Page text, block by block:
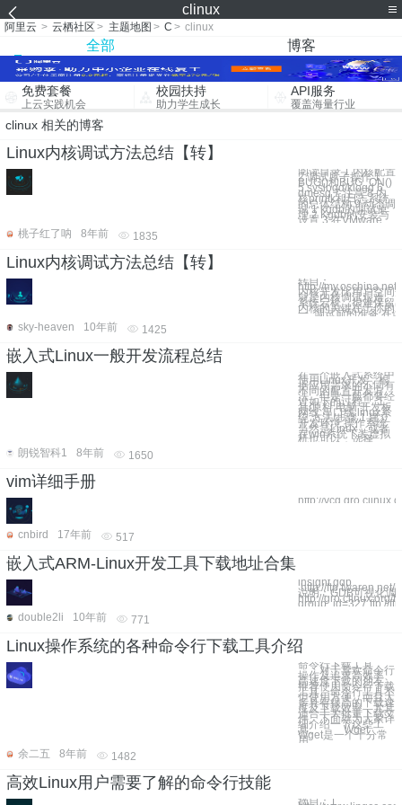
clinux
阿里云 > 云栖社区 > 主题地图 > C > clinux
全部 博客
免费套餐
上云实践机会
校园扶持
助力学生成长
API服务
覆盖海量行业
clinux 相关的博客
Linux内核调试方法总结【转】
阅读目录 1 内核配置
2 调试原子操作 1
BUG()和BUG_ON()
5 syslogd/klogd 6
dmesg 7 注意 8 内
核printk和日志系统
的总体结构 9 动态调
试 1 kgdb的调试原
理 2 Kgdb的安装与
设置 3 在VMware
桃子红了呐
8年前 1835
Linux内核调试方法总结【转】
转自：
http://
内核开发比用户空间
就是内核调试艰难。
系统宕机，很难保留
内核的关键在于你的
一 调试前的准备 在调
sky-heaven
10年前 1425
嵌入式Linux一般开发流程总结
在一个嵌入式系统中
使用Linux开发，根
据应用需求的不同有
不同的配置开发方
法，但是一般都要经
过如下的过程。 工
具/原料 电脑 开发板
网线 串口线 linux系
统 方法/步骤 1.建立
开发环境 操作系统
当然是Linux，或者
在win系统下装虚拟
机也可以，选择
朗锐智科1
8年前 1650
vim详细手册
http://
cnbird 17年前 517
嵌入式ARM-Linux开发工具下载地址合集
insight gdb
http://ftp.twaren.net/
说明：GDB可视化调
http://gro.clinux.org/
group_id=327 ftp://
double2li
10年前 771
Linux操作系统的各种命令行下载工具介绍
命令行下载工具
对于喜欢命令行
操作及追求高效率、
高速度下载的朋友，
推荐使用命令行下载
工具。命令行工具不
但使用方便，而且大
多具有很高的下载速
度及下载效率，尤其
适合于大批量下载文
件。下面就为大家详
细介绍一下这些工
具。 Wget
Wget是一个十分常
用
余二五
8年前 1482
高效Linux用户需要了解的命令行技能
摘自：1、